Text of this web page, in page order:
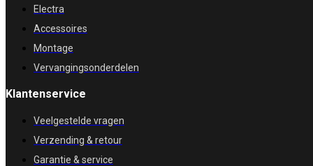
Electra
Accessoires
Montage
Vervangingsonderdelen
Klantenservice
Veelgestelde vragen
Verzending & retour
Garantie & service